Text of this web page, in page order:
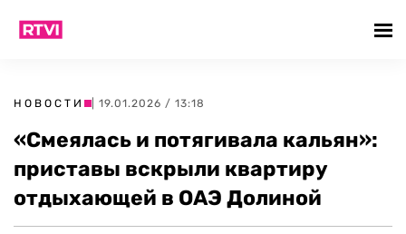
НОВОСТИ | 19.01.2026 / 13:18
«Смеялась и потягивала кальян»:
приставы вскрыли квартиру
отдыхающей в ОАЭ Долиной